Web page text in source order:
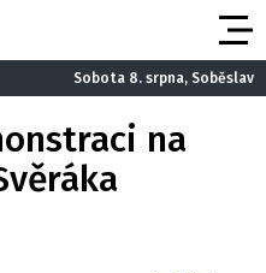
Sobota 8. srpna, Soběslav
na